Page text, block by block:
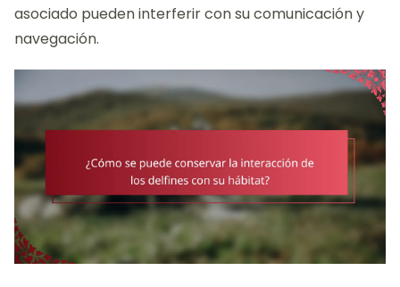
asociado pueden interferir con su comunicación y
navegación.